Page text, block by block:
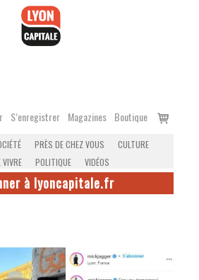
S’enregistrer Magazines Boutique
Voir
PRÈS DE CHEZ VOUS
CULTURE
POLITIQUE VIDÉOS
à lyoncapitale.fr